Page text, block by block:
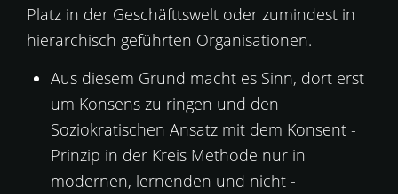
Platz in der Geschäfttswelt oder zumindest in
hierarchisch geführten Organisationen.
Aus diesem Grund macht es Sinn, dort erst
um Konsens zu ringen und den
Soziokratischen Ansatz mit dem Konsent -
Prinzip in der Kreis Methode nur in
modernen, lernenden und nicht -